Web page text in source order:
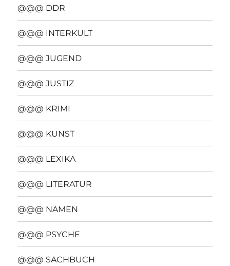
@@@ DDR
@@@ INTERKULT
@@@ JUGEND
@@@ JUSTIZ
@@@ KRIMI
@@@ KUNST
@@@ LEXIKA
@@@ LITERATUR
@@@ NAMEN
@@@ PSYCHE
@@@ SACHBUCH